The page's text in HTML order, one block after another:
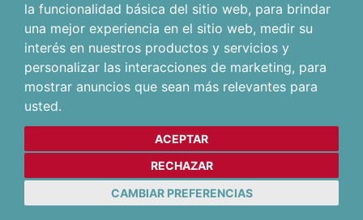
la funcionalidad básica del sitio web, para brindar
una mejor experiencia en el sitio web, medir su
interés en nuestros productos y servicios y
personalizar las interacciones de marketing, para
mostrar anuncios que sean más relevantes para
usted.
ACEPTAR
RECHAZAR
CAMBIAR PREFERENCIAS